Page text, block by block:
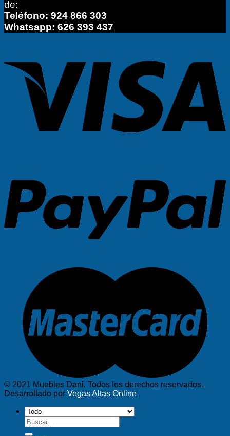
de:
Teléfono: 924 866 303
Whatsapp: 626 393 437
© 2021 Muebles Dani. Todos los derechos reservados.
Desarrollado por Vegas Altas Online
Buscar
por: